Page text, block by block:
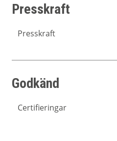
Presskraft
Presskraft
Godkänd
Certifieringar